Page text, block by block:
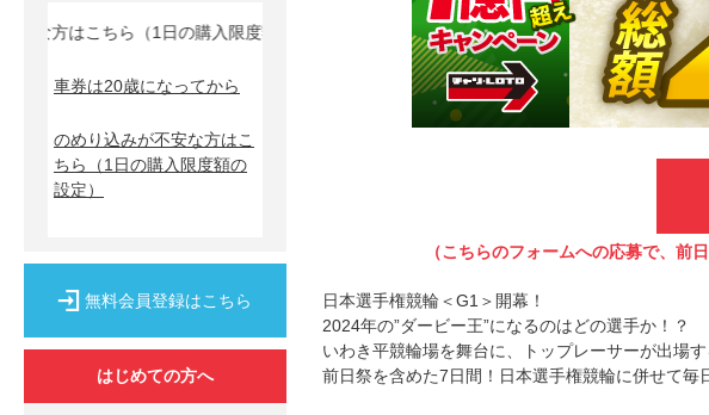
はこちら（1日の購入限度額の設定）↓
車券は20歳になってから
のめり込みが不安な方はこ
ちら
（1日の購入限度額の
設定）
無料会員登録はこちら
はじめての方へ
（こちらのフォームへの応募で、前
日本選手権競輪＜G1＞開幕！
2024年の”ダービー王”になるのはどの選手か！？
いわき平競輪場を舞台に、トップレーサーが出場
前日祭を含めた7日間！日本選手権競輪に併せて毎